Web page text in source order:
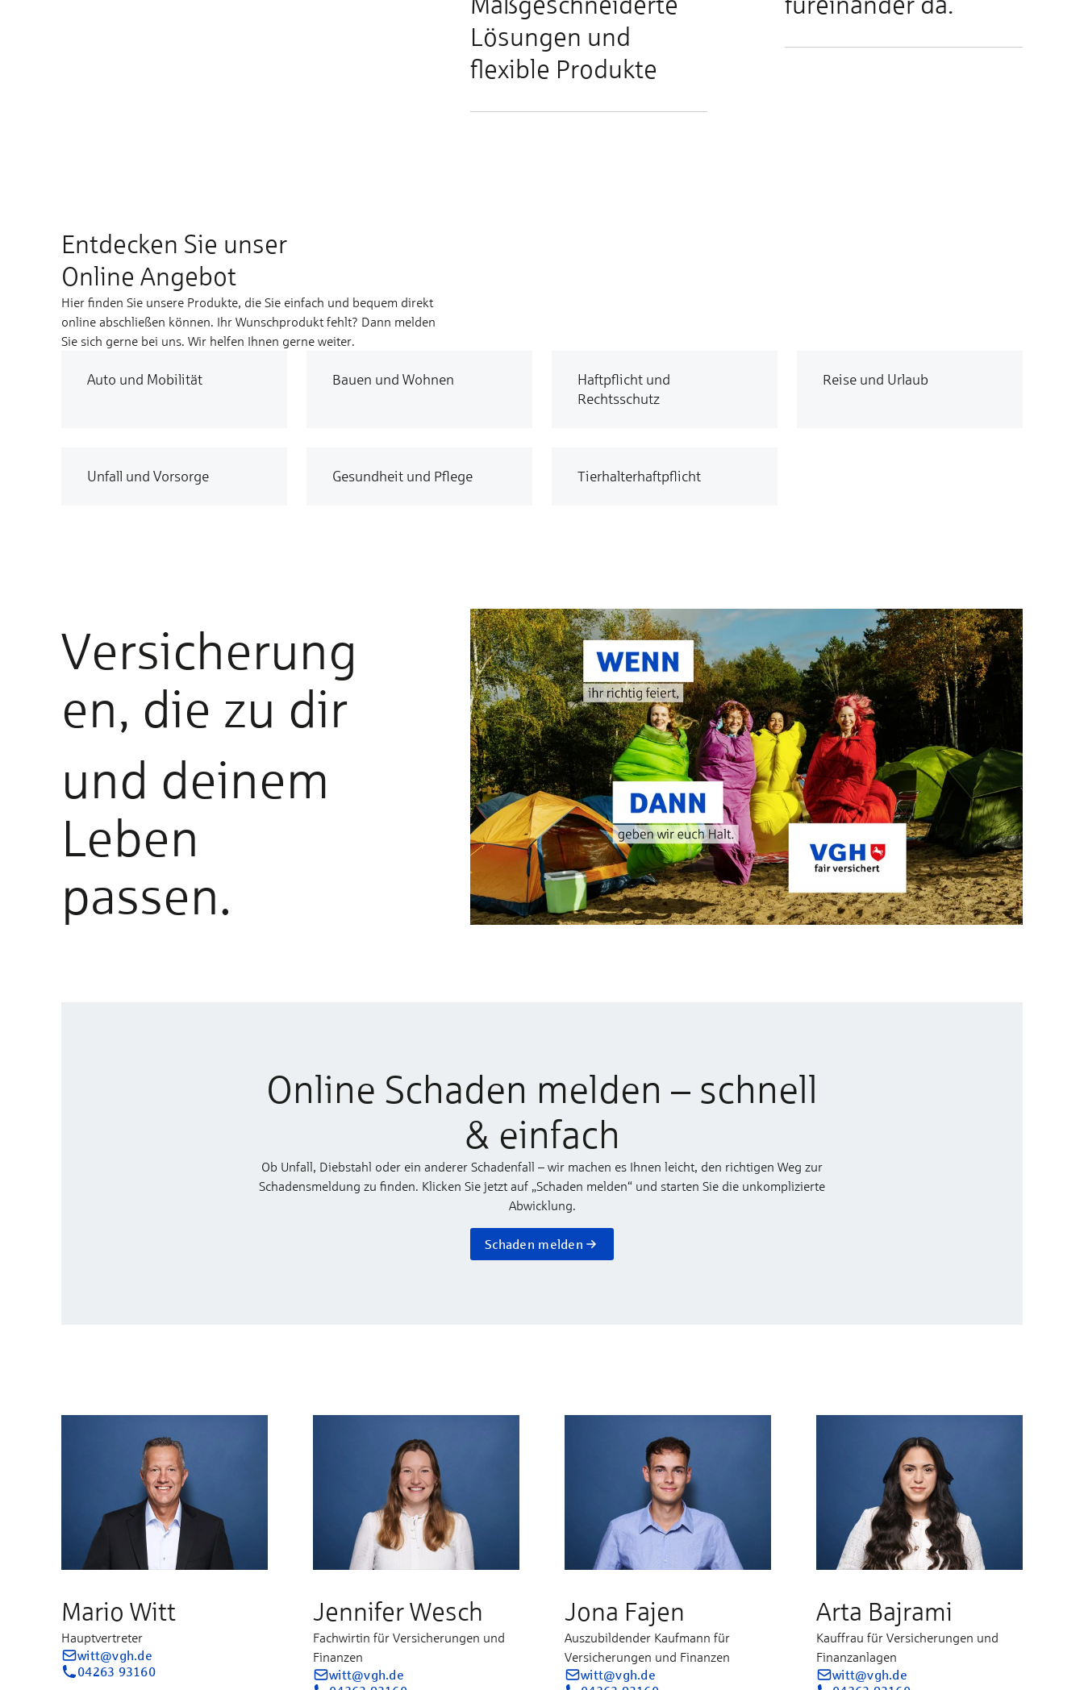
Lösungen und
flexible Produkte
Entdecken Sie unser
Online Angebot
Hier finden Sie unsere Produkte, die Sie einfach und bequem direkt
online abschließen können. Ihr Wunschprodukt fehlt? Dann melden
Sie sich gerne bei uns. Wir helfen Ihnen gerne weiter.
Auto und Mobilität Bauen und Wohnen
Haftpflicht und
Rechtsschutz
Reise und Urlaub
Unfall und Vorsorge Gesundheit und Pflege Tierhalterhaftpflicht
Versicherung
en, die zu dir
und deinem
Leben
passen.
Online Schaden melden – schnell
& einfach
Ob Unfall, Diebstahl oder ein anderer Schadenfall – wir machen es Ihnen leicht, den richtigen Weg zur
Schadensmeldung zu finden. Klicken Sie jetzt auf „Schaden melden“ und starten Sie die unkomplizierte
Abwicklung.
Schaden melden
Mario Witt
Hauptvertreter
witt@vgh.de
04263 93160
Jennifer Wesch
Fachwirtin für Versicherungen und
Finanzen
witt@vgh.de
Jona Fajen
Auszubildender Kaufmann für
Versicherungen und Finanzen
witt@vgh.de
Arta Bajrami
Kauffrau für Versicherungen und
Finanzanlagen
witt@vgh.de